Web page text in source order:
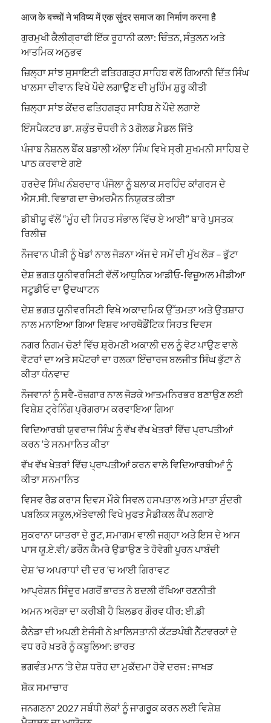
आज के बच्चों ने भविष्य में एक सुंदर समाज का निर्माण करना है
ਗੁਰਮੁਖੀ ਕੈਲੀਗ੍ਰਾਫੀ ਇੱਕ ਰੂਹਾਨੀ ਕਲਾ: ਚਿੰਤਨ, ਸੰਤੁਲਨ ਅਤੇ
ਆਤਮਿਕ ਅਨੁਭਵ
ਜ਼ਿਲ੍ਹਾ ਸਾਂਝ ਸੁਸਾਇਟੀ ਫਤਿਹਗੜ੍ਹ ਸਾਹਿਬ ਵਲੋਂ ਗਿਆਨੀ ਦਿੱਤ ਸਿੰਘ
ਖਾਲਸਾ ਦੀਵਾਨ ਵਿਖੇ ਪੌਦੇ ਲਗਾਉਣ ਦੀ ਮੁਹਿੰਮ ਸ਼ੁਰੂ ਕੀਤੀ
ਜ਼ਿਲ੍ਹਾ ਸਾਂਝ ਕੇਂਦਰ ਫਤਿਹਗੜ੍ਹ ਸਾਹਿਬ ਨੇ ਪੌਦੇ ਲਗਾਏ
ਇੰਸਪੈਕਟਰ ਡਾ. ਸ਼ਕੁੰਤ ਚੌਧਰੀ ਨੇ 3 ਗੋਲਡ ਮੈਡਲ ਜਿੱਤੇ
ਪੰਜਾਬ ਨੈਸ਼ਨਲ ਬੈਂਕ ਬਡਾਲੀ ਅੱਲਾ ਸਿੰਘ ਵਿਖੇ ਸ੍ਰੀ ਸੁਖਮਨੀ ਸਾਹਿਬ ਦੇ
ਪਾਠ ਕਰਵਾਏ ਗਏ
ਹਰਦੇਵ ਸਿੰਘ ਨੰਬਰਦਾਰ ਪੰਜੋਲਾ ਨੂੰ ਬਲਾਕ ਸਰਹਿੰਦ ਕਾਂਗਰਸ ਦੇ
ਐਸ.ਸੀ. ਵਿਭਾਗ ਦਾ ਚੇਅਰਮੈਨ ਨਿਯੁਕਤ ਕੀਤਾ
ਡੀਬੀਯੂ ਵੱਲੋਂ “ਮੂੰਹ ਦੀ ਸਿਹਤ ਸੰਭਾਲ ਵਿੱਚ ਏ ਆਈ” ਬਾਰੇ ਪੁਸਤਕ
ਰਿਲੀਜ਼
ਨੌਜਵਾਨ ਪੀੜੀ ਨੂੰ ਖੇਡਾਂ ਨਾਲ ਜੋੜਨਾ ਅੱਜ ਦੇ ਸਮੇਂ ਦੀ ਮੁੱਖ ਲੋੜ – ਭੁੱਟਾ
ਦੇਸ਼ ਭਗਤ ਯੂਨੀਵਰਸਿਟੀ ਵੱਲੋਂ ਆਧੁਨਿਕ ਆਡੀਓ-ਵਿਜ਼ੂਅਲ ਮੀਡੀਆ
ਸਟੂਡੀਓ ਦਾ ਉਦਘਾਟਨ
ਦੇਸ਼ ਭਗਤ ਯੂਨੀਵਰਸਿਟੀ ਵਿਖੇ ਅਕਾਦਮਿਕ ਉੱਤਮਤਾ ਅਤੇ ਉਤਸ਼ਾਹ
ਨਾਲ ਮਨਾਇਆ ਗਿਆ ਵਿਸ਼ਵ ਆਰਥੋਡੌਂਟਿਕ ਸਿਹਤ ਦਿਵਸ
ਨਗਰ ਨਿਗਮ ਚੋਣਾਂ ਵਿੱਚ ਸ਼੍ਰੋਮਣੀ ਅਕਾਲੀ ਦਲ ਨੂੰ ਵੋਟ ਪਾਉਣ ਵਾਲੇ
ਵੋਟਰਾਂ ਦਾ ਅਤੇ ਸਪੋਟਰਾਂ ਦਾ ਹਲਕਾ ਇੰਚਾਰਜ ਬਲਜੀਤ ਸਿੰਘ ਭੁੱਟਾ ਨੇ
ਕੀਤਾ ਧੰਨਵਾਦ
ਨੌਜਵਾਨਾਂ ਨੂੰ ਸਵੈ-ਰੋਜ਼ਗਾਰ ਨਾਲ ਜੋੜਕੇ ਆਤਮਨਿਰਭਰ ਬਣਾਉਣ ਲਈ
ਵਿਸ਼ੇਸ਼ ਟ੍ਰੇਨਿੰਗ ਪ੍ਰੋਗਰਾਮ ਕਰਵਾਇਆ ਗਿਆ
ਵਿਦਿਆਰਥੀ ਯੁਵਰਾਜ ਸਿੰਘ ਨੂੰ ਵੱਖ ਵੱਖ ਖੇਤਰਾਂ ਵਿੱਚ ਪ੍ਰਾਪਤੀਆਂ
ਕਰਨ ‘ਤੇ ਸਨਮਾਨਿਤ ਕੀਤਾ
ਵੱਖ ਵੱਖ ਖੇਤਰਾਂ ਵਿੱਚ ਪ੍ਰਾਪਤੀਆਂ ਕਰਨ ਵਾਲੇ ਵਿਦਿਆਰਥੀਆਂ ਨੂੰ
ਕੀਤਾ ਸਨਮਾਨਿਤ
ਵਿਸਵ ਰੈਡ ਕਰਾਸ ਦਿਵਸ ਮੌਕੇ ਸਿਵਲ ਹਸਪਤਾਲ ਅਤੇ ਮਾਤਾ ਸੁੰਦਰੀ
ਪਬਲਿਕ ਸਕੂਲ,ਅੱਤੇਵਾਲੀ ਵਿਖੇ ਮੁਫਤ ਮੈਡੀਕਲ ਕੈਂਪ ਲਗਾਏ
ਸੁਕਰਾਨਾ ਯਾਤਰਾ ਦੇ ਰੂਟ, ਸਮਾਗਮ ਵਾਲੀ ਜਗ੍ਹਾ ਅਤੇ ਇਸ ਦੇ ਆਸ
ਪਾਸ ਯੂ.ਏ.ਵੀ/ ਡਰੌਨ ਕੈਮਰੇ ਉਡਾਉਣ ਤੇ ਹੋਵੇਗੀ ਪੂਰਨ ਪਾਬੰਦੀ
ਦੇਸ਼ ‘ਚ ਅਪਰਾਧਾਂ ਦੀ ਦਰ ‘ਚ ਆਈ ਗਿਰਾਵਟ
ਆਪ੍ਰੇਸ਼ਨ ਸਿੰਦੂਰ ਮਗਰੋਂ ਭਾਰਤ ਨੇ ਬਦਲੀ ਰੱਖਿਆ ਰਣਨੀਤੀ
ਅਮਨ ਅਰੋੜਾ ਦਾ ਕਰੀਬੀ ਹੈ ਬਿਲਡਰ ਗੌਰਵ ਧੀਰ: ਈ.ਡੀ
ਕੈਨੇਡਾ ਦੀ ਅਪਣੀ ਏਜੰਸੀ ਨੇ ਖ਼ਾਲਿਸਤਾਨੀ ਕੱਟੜਪੰਥੀ ਨੈੱਟਵਰਕਾਂ ਦੇ
ਵਧ ਰਹੇ ਖ਼ਤਰੇ ਨੂੰ ਕਬੂਲਿਆ: ਭਾਰਤ
ਭਗਵੰਤ ਮਾਨ ‘ਤੇ ਦੇਸ਼ ਧਰੋਹ ਦਾ ਮੁਕੱਦਮਾ ਹੋਵੇ ਦਰਜ : ਜਾਖੜ
ਸ਼ੋਕ ਸਮਾਚਾਰ
ਜਨਗਣਨਾ 2027 ਸਬੰਧੀ ਲੋਕਾਂ ਨੂੰ ਜਾਗਰੂਕ ਕਰਨ ਲਈ ਵਿਸ਼ੇਸ਼